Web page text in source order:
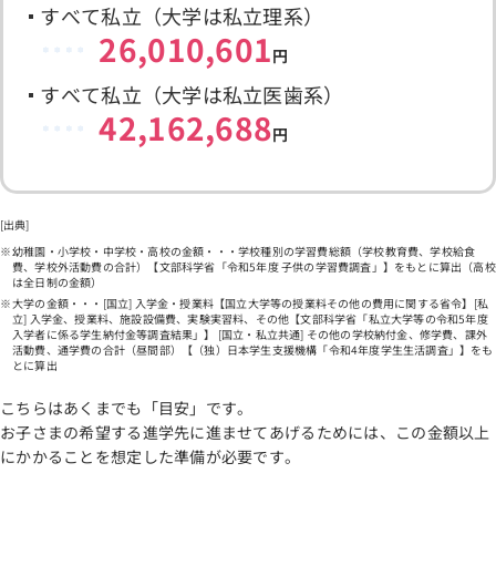
すべて私立（大学は私立理系）
26,010,601円
すべて私立（大学は私立医歯系）
42,162,688円
[出典]
幼稚園・小学校・中学校・高校の金額・・・学校種別の学習費総額（学校教育費、学校給食
費、学校外活動費の合計）【文部科学省「令和5年度 子供の学習費調査」】をもとに算出（高校
は全日制の金額）
大学の金額・・・[国立] 入学金・授業料【国立大学等の授業料その他の費用に関する省令】[私
立] 入学金、授業料、施設設備費、実験実習料、その他【文部科学省「私立大学等の令和5年度
入学者に係る学生納付金等調査結果」】 [国立・私立共通] その他の学校納付金、修学費、課外
活動費、通学費の合計（昼間部）【（独）日本学生支援機構「令和4年度学生生活調査」】をも
とに算出
こちらはあくまでも「目安」です。
お子さまの希望する進学先に進ませてあげるためには、この金額以上
にかかることを想定した準備が必要です。